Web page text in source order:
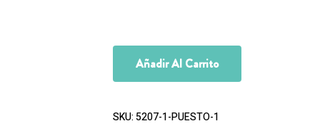
Añadir Al Carrito
SKU:5207-1-PUESTO-1